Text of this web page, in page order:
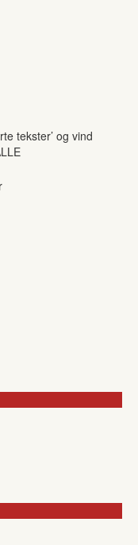
tekster’ og vind